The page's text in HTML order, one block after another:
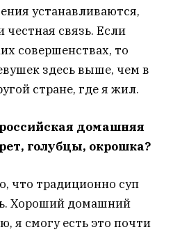
устанавливаются,
честная связь. Если
совершенствах, то
здесь выше, чем в
стране, где я жил.
домашняя
голубцы, окрошка?
что традиционно суп
Хороший домашний
я смогу есть это почти